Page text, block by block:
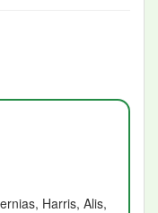
Harris, Alis,